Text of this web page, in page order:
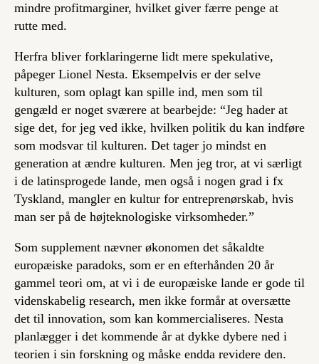
mindre profitmarginer, hvilket giver færre penge at
rutte med.
Herfra bliver forklaringerne lidt mere spekulative,
påpeger Lionel Nesta. Eksempelvis er der selve
kulturen, som oplagt kan spille ind, men som til
gengæld er noget sværere at bearbejde: “Jeg hader at
sige det, for jeg ved ikke, hvilken politik du kan indføre
som modsvar til kulturen. Det tager jo mindst en
generation at ændre kulturen. Men jeg tror, at vi særligt
i de latinsprogede lande, men også i nogen grad i fx
Tyskland, mangler en kultur for entreprenørskab, hvis
man ser på de højteknologiske virksomheder.”
Som supplement nævner økonomen det såkaldte
europæiske paradoks, som er en efterhånden 20 år
gammel teori om, at vi i de europæiske lande er gode til
videnskabelig research, men ikke formår at oversætte
det til innovation, som kan kommercialiseres. Nesta
planlægger i det kommende år at dykke dybere ned i
teorien i sin forskning og måske endda revidere den.